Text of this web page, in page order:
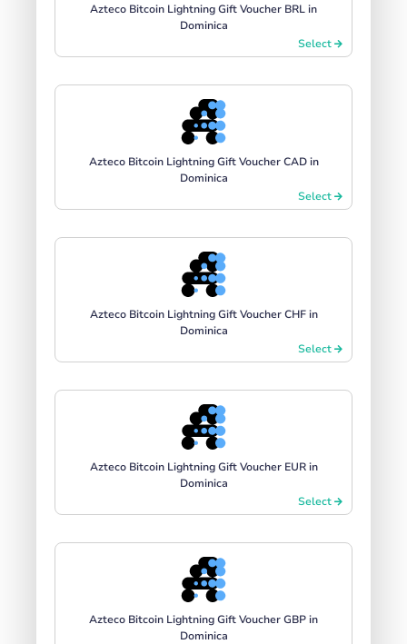
Azteco Bitcoin Lightning Gift Voucher BRL in
Dominica
Select
Azteco Bitcoin Lightning Gift Voucher CAD in
Dominica
Select
Azteco Bitcoin Lightning Gift Voucher CHF in
Dominica
Select
Azteco Bitcoin Lightning Gift Voucher EUR in
Dominica
Select
Azteco Bitcoin Lightning Gift Voucher GBP in
Dominica